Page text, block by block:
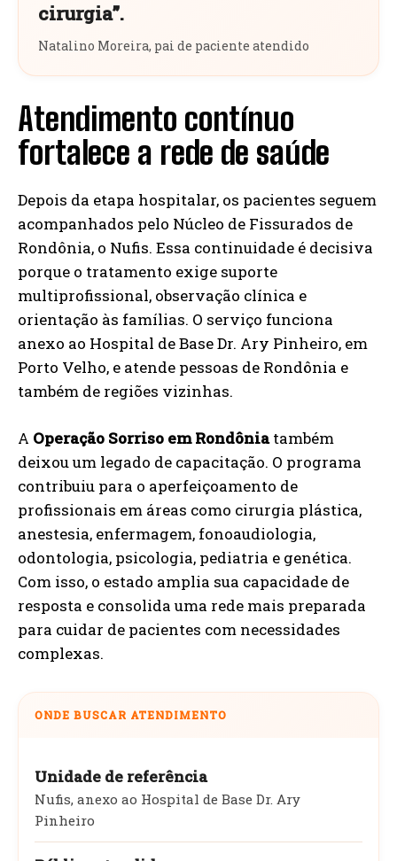
cirurgia”.
Natalino Moreira, pai de paciente atendido
Atendimento contínuo
fortalece a rede de saúde
Depois da etapa hospitalar, os pacientes seguem
acompanhados pelo Núcleo de Fissurados de
Rondônia, o Nufis. Essa continuidade é decisiva
porque o tratamento exige suporte
multiprofissional, observação clínica e
orientação às famílias. O serviço funciona
anexo ao Hospital de Base Dr. Ary Pinheiro, em
Porto Velho, e atende pessoas de Rondônia e
também de regiões vizinhas.
A Operação Sorriso em Rondôniatambém
deixou um legado de capacitação. O programa
contribuiu para o aperfeiçoamento de
profissionais em áreas como cirurgia plástica,
anestesia, enfermagem, fonoaudiologia,
odontologia, psicologia, pediatria e genética.
Com isso, o estado amplia sua capacidade de
resposta e consolida uma rede mais preparada
para cuidar de pacientes com necessidades
complexas.
ONDE BUSCAR ATENDIMENTO
Unidade de referência
Nufis, anexo ao Hospital de Base Dr. Ary
Pinheiro